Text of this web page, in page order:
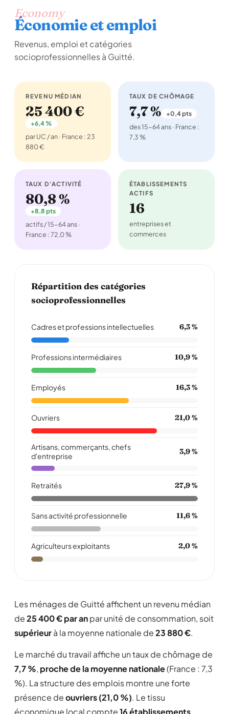
Economy
Économie et emploi
Revenus, emploi et catégories
socioprofessionnelles à Guitté.
REVENU MÉDIAN
25 400 €
+6,4 %
par UC / an · France : 23
880 €
TAUX DE CHÔMAGE
7,7 % +0,4 pts
des 15-64 ans · France :
7,3 %
TAUX D'ACTIVITÉ
80,8 %
+8,8 pts
actifs / 15-64 ans ·
France : 72,0 %
ÉTABLISSEMENTS
ACTIFS
16
entreprises et
commerces
Répartition des catégories
socioprofessionnelles
Cadres et professions intellectuelles 6,3 %
Professions intermédiaires 10,9 %
Employés 16,3 %
Ouvriers 21,0 %
Artisans, commerçants, chefs
d'entreprise
3,9 %
Retraités 27,9 %
Sans activité professionnelle 11,6 %
Agriculteurs exploitants 2,0 %
Les ménages de Guitté affichent un revenu médian
de25 400 € par anpar unité de consommation, soit
supérieurà la moyenne nationale de23 880 €.
Le marché du travail affiche un taux de chômage de
7,7 %, proche de la moyenne nationale(France : 7,3
%). La structure des emplois montre une forte
présence deouvriers (21,0 %). Le tissu
économique local compte16 établissements